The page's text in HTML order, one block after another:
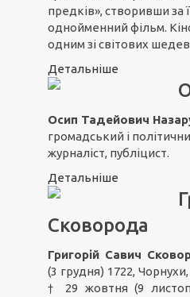
предків», створивши за
однойменний фільм.
одним зі світових
Детальніше
Осип Тадейович
громадський і
журналіст, публіцист.
Детальніше
Сковорода
Григорій Савич
(3 грудня) 1722,
† 29 жовтня (9